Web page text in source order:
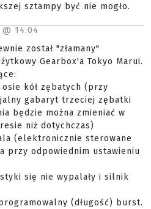
sztampy być nie mogło.
14:04
został "złamany"
Gearbox'a Tokyo Marui.
kół zębatych (przy
gabaryt trzeciej zębatki
będzie można zmieniać w
niż dotychczas)
(elektronicznie sterowane
przy odpowiednim ustawieniu
styki się nie wypalały i silnik
(długość) burst.